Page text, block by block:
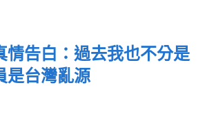
情告白：過去我也不分是
是台灣亂源